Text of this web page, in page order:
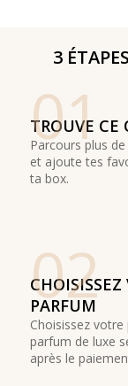
3
01
TROUVE CE
Parcours plus
et ajoute tes
ta box.
02
PARFUM
Choisissez
parfum de luxe
après le